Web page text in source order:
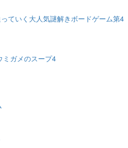
ていく大人気謎解きボードゲーム第4
ミガメのスープ4